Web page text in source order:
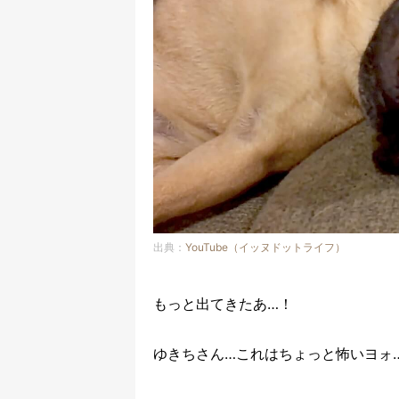
出典： YouTube（イッヌドットライフ）
もっと出てきたあ…！
ゆきちさん…これはちょっと怖いヨ